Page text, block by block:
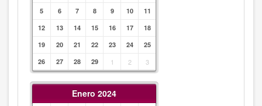
5
6 7 8 9 10
11
12
13 14 15 16 17
18
19
20 21 22 23 24
25
26
27 28 29 1 2 3
Enero 2024